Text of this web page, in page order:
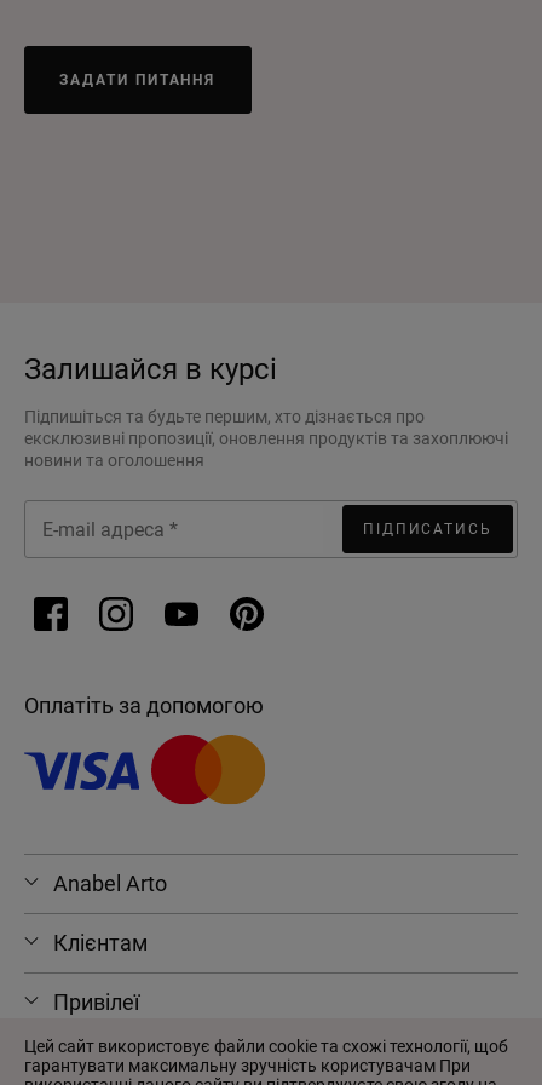
ЗАДАТИ ПИТАННЯ
Залишайся в курсі
Підпишіться та будьте першим, хто дізнається про
ексклюзивні пропозиції, оновлення продуктів та захоплюючі
новини та оголошення
ПІДПИСАТИСЬ
Оплатіть за допомогою
Anabel Arto
Клієнтам
Привілеї
Цей сайт використовує файли cookie та схожі технології, щоб
гарантувати максимальну зручність користувачам При